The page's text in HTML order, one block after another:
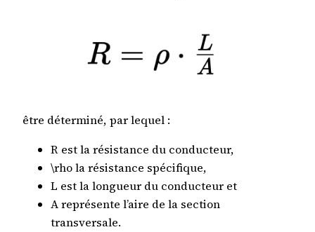
être déterminé, par lequel :
R est la résistance du conducteur,
\rho la résistance spécifique,
L est la longueur du conducteur et
A représente l’aire de la section
transversale.